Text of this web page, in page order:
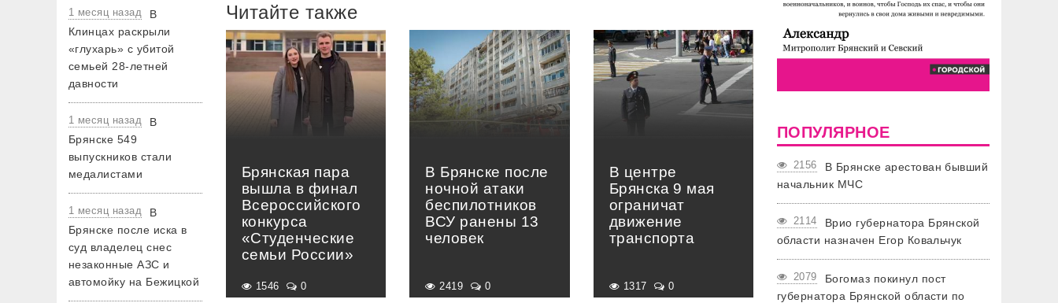
1 месяц назад
В
Клинцах раскрыли
«глухарь» с убитой
семьей 28-летней
давности
1 месяц назад
В
Брянске 549
выпускников стали
медалистами
1 месяц назад
В
Брянске после иска в
суд владелец снес
незаконные АЗС и
автомойку на Бежицкой
Читайте также
Брянская пара
вышла в финал
Всероссийского
конкурса
«Студенческие
семьи России»
1546 0
В Брянске после
ночной атаки
беспилотников
ВСУ ранены 13
человек
2419 0
В центре
Брянска 9 мая
ограничат
движение
транспорта
1317 0
ПОПУЛЯРНОЕ
2156
В Брянске арестован бывший
начальник МЧС
2114
Врио губернатора Брянской
области назначен Егор Ковальчук
2079
Богомаз покинул пост
губернатора Брянской области по